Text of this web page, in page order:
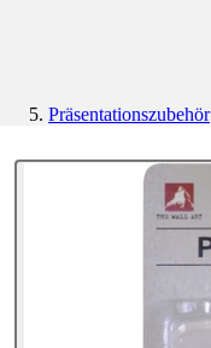
Präsentationszubehör